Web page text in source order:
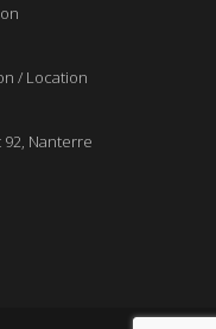
/ Location
Nanterre